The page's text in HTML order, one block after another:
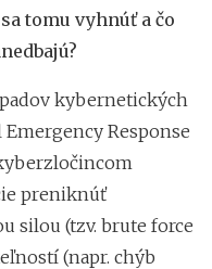
tomu vyhnúť a čo
kybernetických
Response
preniknúť
silou (tzv. brute force
(napr. chýb